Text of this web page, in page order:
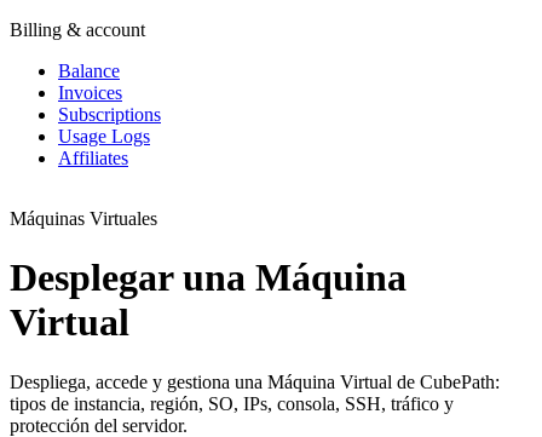
Billing & account
Balance
Invoices
Subscriptions
Usage Logs
Affiliates
Máquinas Virtuales
Desplegar una Máquina
Virtual
Despliega, accede y gestiona una Máquina Virtual de CubePath:
tipos de instancia, región, SO, IPs, consola, SSH, tráfico y
protección del servidor.